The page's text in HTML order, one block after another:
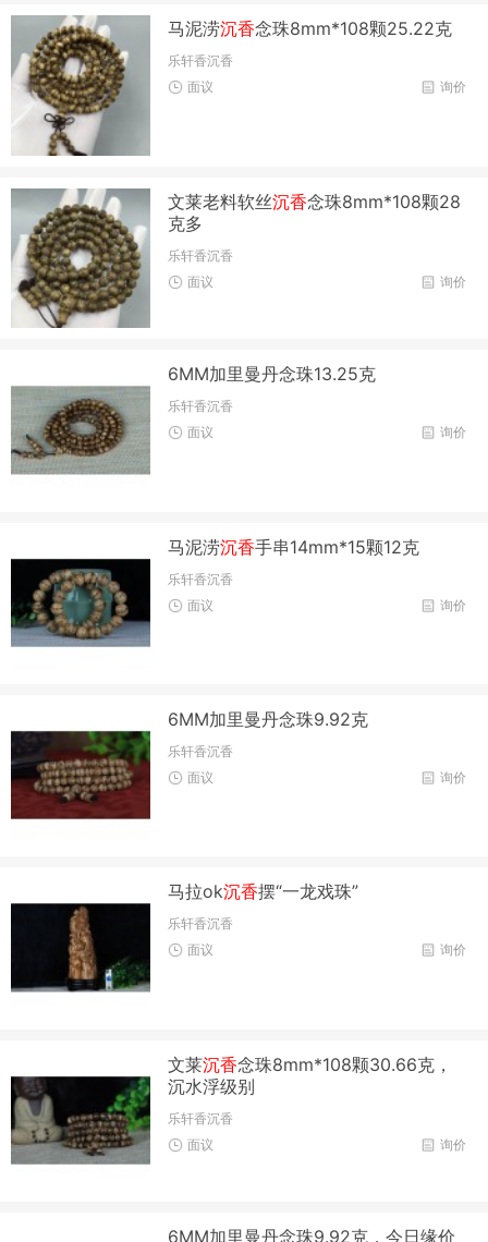
马泥涝沉香念珠8mm*108颗25.22克
乐轩香沉香
询价
面议
文莱老料软丝沉香念珠8mm*108颗28
克多
乐轩香沉香
询价
面议
6MM加里曼丹念珠13.25克
乐轩香沉香
询价
面议
马泥涝沉香手串14mm*15颗12克
乐轩香沉香
询价
面议
6MM加里曼丹念珠9.92克
乐轩香沉香
询价
面议
马拉ok沉香摆“一龙戏珠”
乐轩香沉香
询价
面议
文莱沉香念珠8mm*108颗30.66克，
沉水浮级别
乐轩香沉香
询价
面议
6MM加里曼丹念珠9.92克，今日缘价